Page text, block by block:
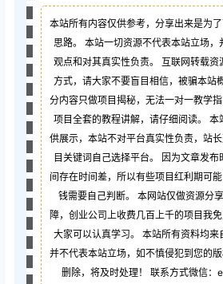
本站所有内容仅供参考，分享出来是为
思路。 本站一切资源不代表本站立场，
观点和对其真实性负责。 互联网转载资
方式，请大家不要盲目相信，被骗本站
分内容只做项目揭秘，无法一对一教学
项目全套的教程讲解，请仔细阅读。 本
供展示，本站不对平台真实性负责，站
目关键词自己选择平台。 因为文章发
间存在时间差，所以有些项目红利期可
钱需要自己判断。 本网站仅做资源分
障，创业公司上收费几百上千的项目我
大家可以认真学习。 本站所有资料均来
并不代表本站立场，如不慎侵犯到您的
删除，将及时处理！ 联系方式微信